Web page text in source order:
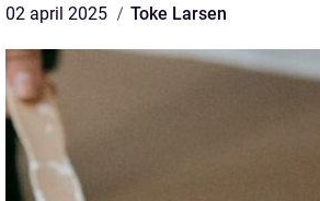
02 april 2025 Toke Larsen